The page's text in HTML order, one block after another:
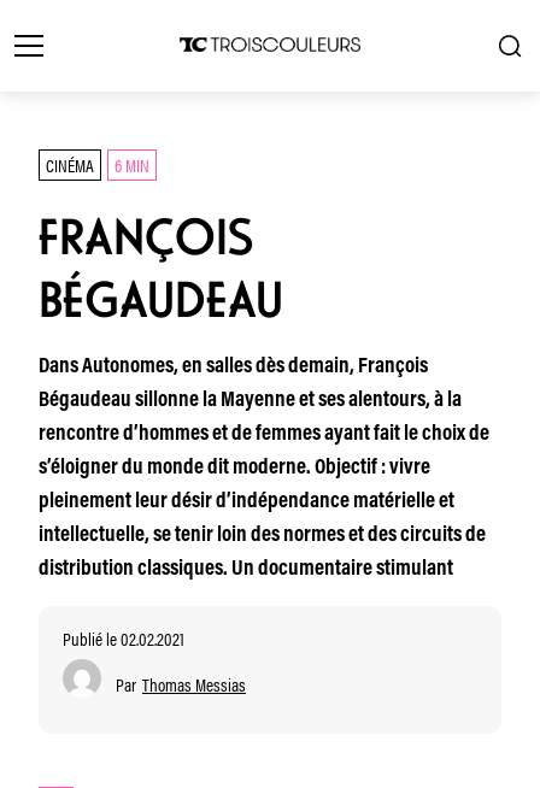
CINÉMA 6 MIN
FRANÇOIS
BÉGAUDEAU
Dans Autonomes, en salles dès demain, François
Bégaudeau sillonne la Mayenne et ses alentours, à la
rencontre d’hommes et de femmes ayant fait le choix de
s’éloigner du monde dit moderne. Objectif : vivre
pleinement leur désir d’indépendance matérielle et
intellectuelle, se tenir loin des normes et des circuits de
distribution classiques. Un documentaire stimulant
Publié le 02.02.2021
Par Thomas Messias